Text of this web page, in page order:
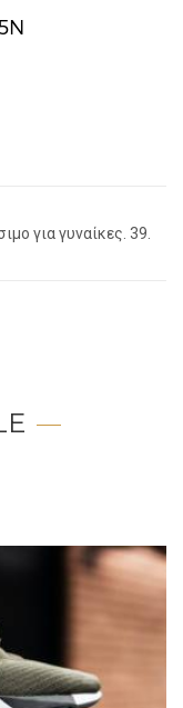
για γυναίκες. 39.